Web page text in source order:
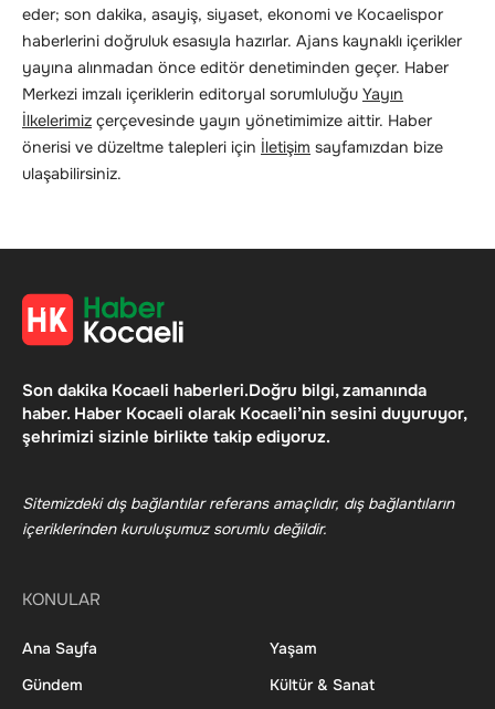
eder; son dakika, asayiş, siyaset, ekonomi ve Kocaelispor
haberlerini doğruluk esasıyla hazırlar. Ajans kaynaklı içerikler
yayına alınmadan önce editör denetiminden geçer. Haber
Merkezi imzalı içeriklerin editoryal sorumluluğu Yayın
İlkelerimiz çerçevesinde yayın yönetimimize aittir. Haber
önerisi ve düzeltme talepleri için İletişim sayfamızdan bize
ulaşabilirsiniz.
Son dakika Kocaeli haberleri.Doğru bilgi, zamanında
haber. Haber Kocaeli olarak Kocaeli’nin sesini duyuruyor,
şehrimizi sizinle birlikte takip ediyoruz.
Sitemizdeki dış bağlantılar referans amaçlıdır, dış bağlantıların
içeriklerinden kuruluşumuz sorumlu değildir.
KONULAR
Ana Sayfa
Gündem
Yaşam
Kültür & Sanat